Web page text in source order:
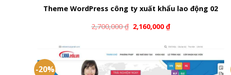
Theme WordPress công ty xuất khẩu lao động 02
2,700,000₫ 2,160,000₫
-20%